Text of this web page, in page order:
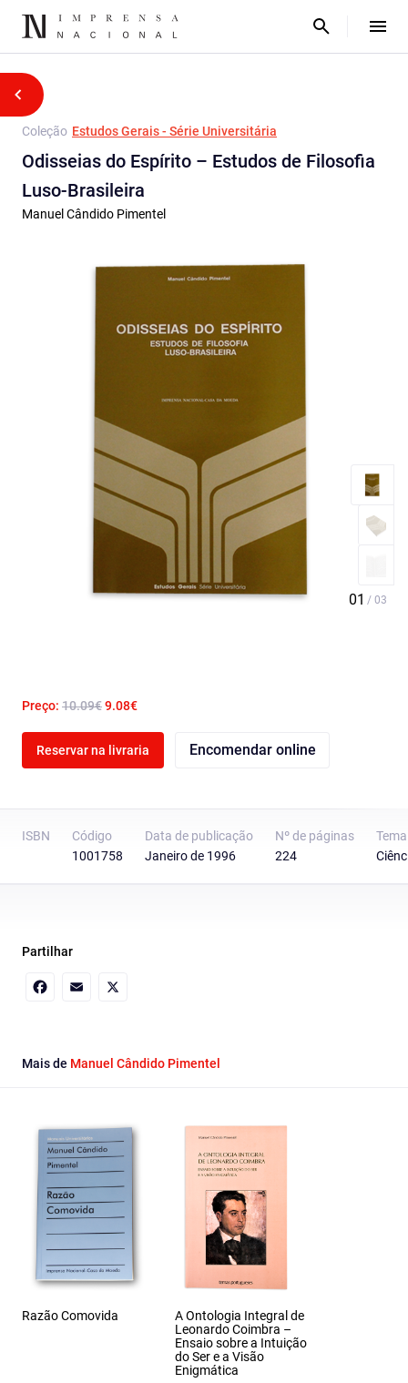
Coleção Estudos Gerais - Série Universitária
Odisseias do Espírito – Estudos de Filosofia
Luso-Brasileira
Manuel Cândido Pimentel
Preço: 10.09€9.08€
Reservar na livraria Encomendar online
ISBN
Código
1001758
Data de publicação
Janeiro de 1996
Nº de páginas
224
Tema
Partilhar
Mais de Manuel Cândido Pimentel
Razão Comovida
A Ontologia Integral de
Leonardo Coimbra –
Ensaio sobre a Intuição
do Ser e a Visão
Enigmática